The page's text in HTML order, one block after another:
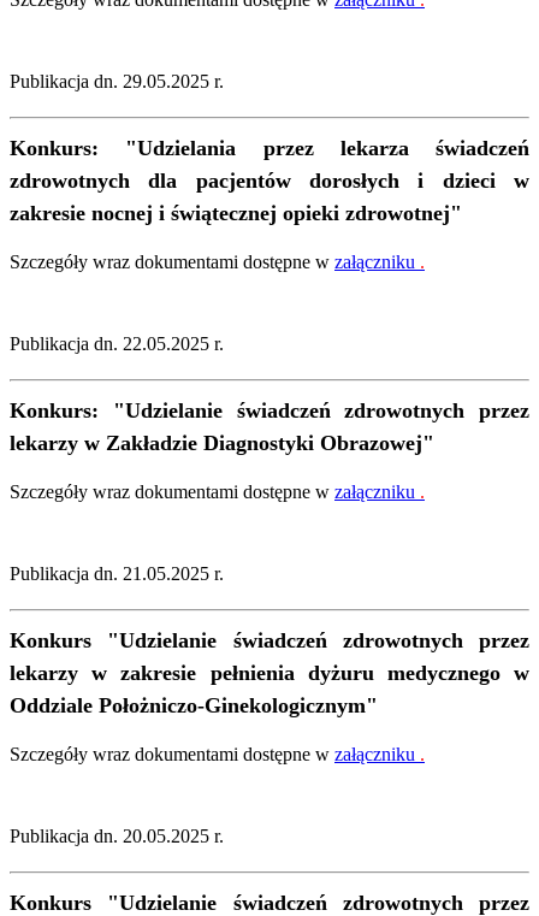
Publikacja dn. 29.05.2025 r.
Konkurs: "Udzielania przez lekarza świadczeń
zdrowotnych dla pacjentów dorosłych i dzieci w
zakresie nocnej i świątecznej opieki zdrowotnej"
Szczegóły wraz dokumentami dostępne w załączniku .
Publikacja dn. 22.05.2025 r.
Konkurs:
"Udzielanie świadczeń zdrowotnych przez
lekarzy w Zakładzie Diagnostyki Obrazowej"
Szczegóły wraz dokumentami dostępne w załączniku .
Publikacja dn. 21.05.2025 r.
Konkurs "Udzielanie świadczeń zdrowotnych przez
lekarzy w zakresie pełnienia dyżuru medycznego w
Oddziale Położniczo-Ginekologicznym"
Szczegóły wraz dokumentami dostępne w załączniku .
Publikacja dn. 20.05.2025 r.
Konkurs "Udzielanie świadczeń zdrowotnych przez